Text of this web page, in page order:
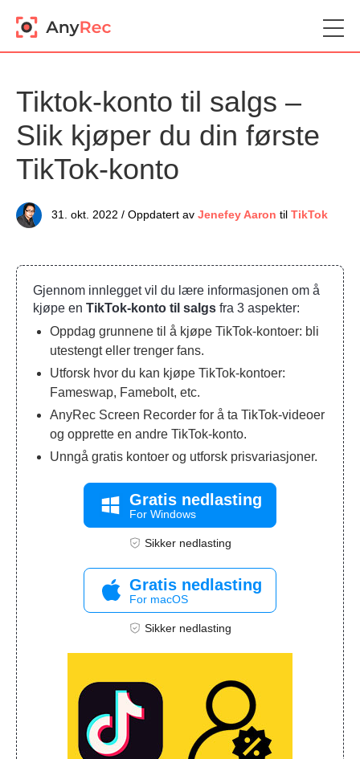
Tiktok-konto til salgs –
Slik kjøper du din første
TikTok-konto
31. okt. 2022 / Oppdatert av Jenefey Aaron til TikTok
Gjennom innlegget vil du lære informasjonen om å
kjøpe en TikTok-konto til salgs fra 3 aspekter:
Oppdag grunnene til å kjøpe TikTok-kontoer: bli
utestengt eller trenger fans.
Utforsk hvor du kan kjøpe TikTok-kontoer:
Fameswap, Famebolt, etc.
AnyRec Screen Recorder for å ta TikTok-videoer
og opprette en andre TikTok-konto.
Unngå gratis kontoer og utforsk prisvariasjoner.
Gratis nedlasting
For Windows
Sikker nedlasting
Gratis nedlasting
For macOS
Sikker nedlasting